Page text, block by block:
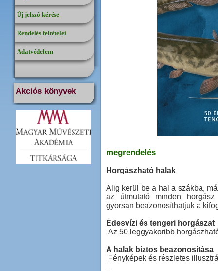
Új jelszó kérése
Rendelés feltételei
Adatvédelem
Akciós könyvek
megrendelés
Horgászható halak
Alig kerül be a hal a szákba,
az útmutató minden
gyorsan beazonosíthatjuk a
Édesvízi és tengeri horgászat
Az 50 leggyakoribb
A halak biztos beazonosítása
Fényképek és részletes